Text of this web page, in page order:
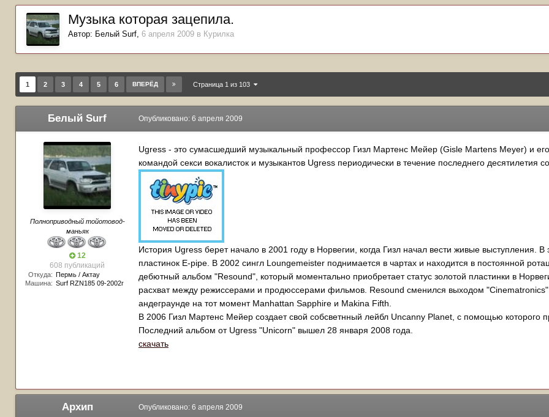
Музыка которая зацепила.
Автор: Белый Surf, 6 апреля 2009 в Курилка
1 2 3 4 5 6 ВПЕРЁД Страница 1 из 103
Белый Surf
Полноприводный тойотовод-
маньяк
12
608 публикаций
Откуда: Пермь / Актау
Машина: Surf RZN185 09-2002г
Опубликовано: 6 апреля 2009
Ugress - это сумасшедший музыкальный профессор Гизл Мартенс Мейер (Gisle Martens Meyer) и
командой секси вокалисток и музыкантов Ugress периодически в течение последнего десятилетия
История Ugress берет начало в 2001 году в Норвегии, когда Гизл начал вести живые выступления.
пластинок E-pipe. В 2002 сингл Loungemeister поднимается в чартах и находится в постоянной
дебютный альбом "Resound", который моментально приобретает статус золотой пластинки в
расхват между режиссерами и продюссерами фильмов. Resound сменился выходом
андеграунде на тот момент Manhattan Sapphire и Makina Fifth.
В 2006 Гизл Мартенс Мейер создает свой собсветнный лейбл Uncanny Planet, с помощью которого
Последний альбом от Ugress "Unicorn" вышел 28 января 2008 года.
скачать
Архип Опубликовано: 6 апреля 2009